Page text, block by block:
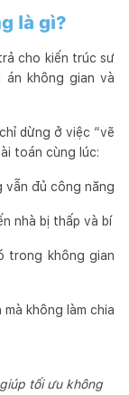
là gì?
cho kiến trúc sư
không gian và
dừng ở việc “vẽ
toán cùng lúc:
vẫn đủ công năng
nhà bị thấp và bí
trong không gian
không làm chia
tối ưu không